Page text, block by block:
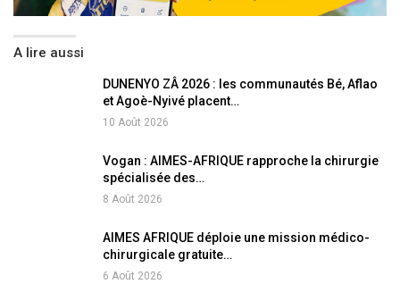
A lire aussi
DUNENYO ZÂ 2026 : les communautés Bé, Aflao
et Agoè-Nyivé placent…
10 Août 2026
Vogan : AIMES-AFRIQUE rapproche la chirurgie
spécialisée des…
8 Août 2026
AIMES AFRIQUE déploie une mission médico-
chirurgicale gratuite…
6 Août 2026